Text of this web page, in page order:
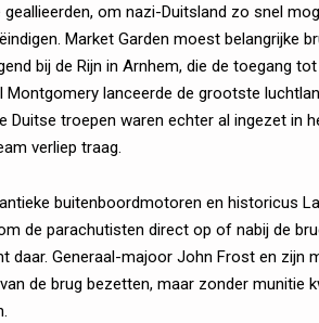
geallieerden, om nazi-Duitsland zo snel
Market Garden moest belangrijke
bij de Rijn in Arnhem, die de toegang
Montgomery lanceerde de grootste
Duitse troepen waren echter al ingezet in
verliep traag.
buitenboordmotoren en historicus
de parachutisten direct op of nabij de
daar. Generaal-majoor John Frost en zijn
de brug bezetten, maar zonder munitie